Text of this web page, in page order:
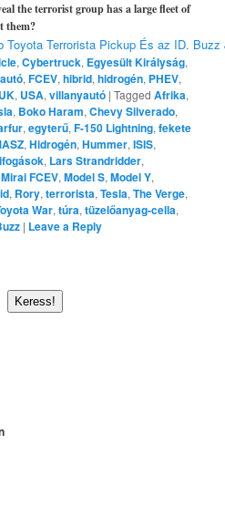
the terrorist group has a large fleet of
them?
Toyota Terrorista Pickup És az ID.
,Cybertruck, Egyesült Királyság,
,FCEV,hibrid,hidrogén, PHEV,
UK, USA,villanyautó |Tagged Afrika,
, Boko Haram,Chevy Silverado,
,egyterű,F-150 Lightning,fekete
,Hidrogén,Hummer,ISIS,
, Lars Strandridder,
Mirai FCEV,Model S,Model Y,
, Rory,terrorista,Tesla,The Verge,
War,túra,tüzelőanyag-cella,
| Leave a Reply
Keress!